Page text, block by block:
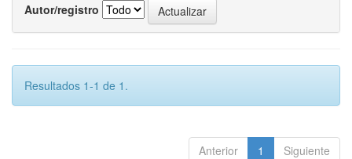
Autor/registro
Resultados 1-1 de 1.
Anterior 1 Siguiente